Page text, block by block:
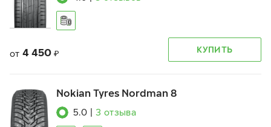
от 4 450 ₽ КУПИТЬ
Nokian Tyres Nordman 8
5.0 3 отзыва